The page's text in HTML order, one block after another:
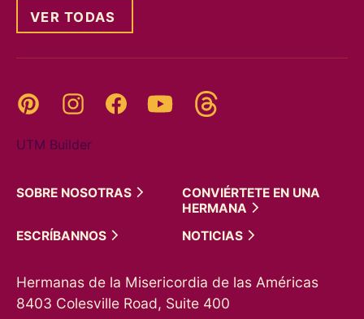
VER TODAS
Pinterest InstagramFacebookYouTube
UTM Builder
SOBRE NOSOTRAS
CONVIÉRTETE EN UNA
HERMANA
ESCRÍBANNOS
NOTICIAS
Hermanas de la Misericordia de las Américas
8403 Colesville Road, Suite 400